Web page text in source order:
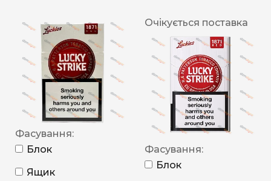
Фасування:
Блок
Ящик
Очікується поставка
Фасування:
Блок